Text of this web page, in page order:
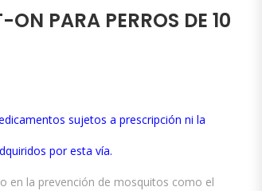
PARA PERROS DE 10
sujetos a prescripción ni la
por esta vía.
en la prevención de mosquitos como el